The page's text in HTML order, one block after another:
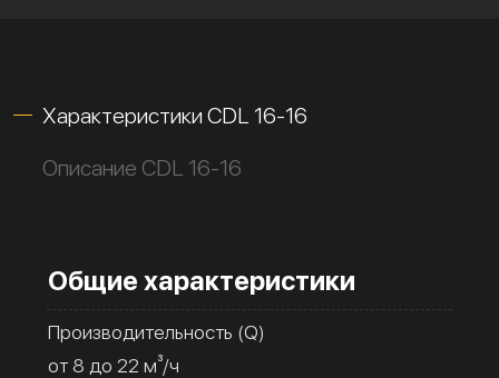
Характеристики CDL 16-16
Описание CDL 16-16
Общие характеристики
Производительность (Q)
от 8 до 22 м³/ч